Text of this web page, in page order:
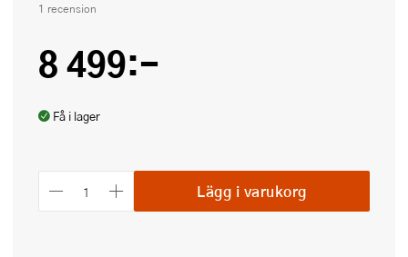
1 recension
8 499:-
Få i lager
Lägg i varukorg